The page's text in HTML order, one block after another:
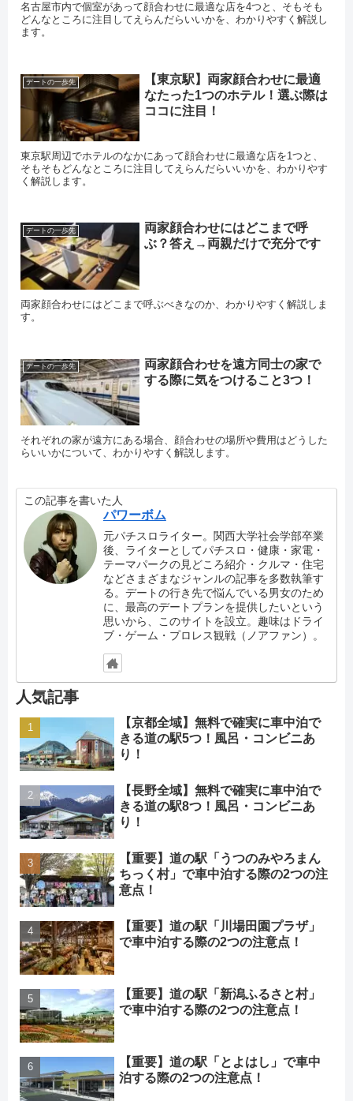
名古屋市内で個室があって顔合わせに最適な店を4つと、そもそも
どんなところに注目してえらんだらいいかを、わかりやすく解説し
ます。
デートの一歩先
【東京駅】両家顔合わせに最適
なたった1つのホテル！選ぶ際は
ココに注目！
東京駅周辺でホテルのなかにあって顔合わせに最適な店を1つと、
そもそもどんなところに注目してえらんだらいいかを、わかりやす
く解説します。
デートの一歩先
両家顔合わせにはどこまで呼
ぶ？答え→両親だけで充分です
両家顔合わせにはどこまで呼ぶべきなのか、わかりやすく解説しま
す。
デートの一歩先
両家顔合わせを遠方同士の家で
する際に気をつけること3つ！
それぞれの家が遠方にある場合、顔合わせの場所や費用はどうした
らいいかについて、わかりやすく解説します。
この記事を書いた人
パワーボム
元パチスロライター。関西大学社会学部卒業
後、ライターとしてパチスロ・健康・家電・
テーマパークの見どころ紹介・クルマ・住宅
などさまざまなジャンルの記事を多数執筆す
る。デートの行き先で悩んでいる男女のため
に、最高のデートプランを提供したいという
思いから、このサイトを設立。趣味はドライ
ブ・ゲーム・プロレス観戦（ノアファン）。
人気記事
【京都全域】無料で確実に車中泊で
きる道の駅5つ！風呂・コンビニあ
り！
【長野全域】無料で確実に車中泊で
きる道の駅8つ！風呂・コンビニあ
り！
【重要】道の駅「うつのみやろまん
ちっく村」で車中泊する際の2つの注
意点！
【重要】道の駅「川場田園プラザ」
で車中泊する際の2つの注意点！
【重要】道の駅「新潟ふるさと村」
で車中泊する際の2つの注意点！
【重要】道の駅「とよはし」で車中
泊する際の2つの注意点！